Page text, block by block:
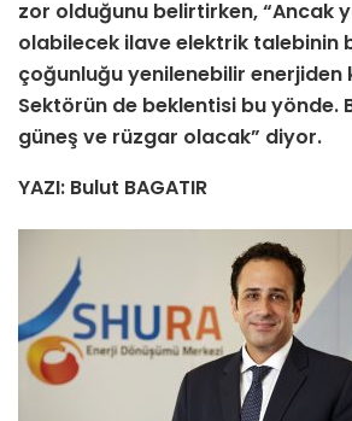
zor olduğunu belirtirken, “Ancak
olabilecek ilave elektrik talebinin
çoğunluğu yenilenebilir enerjiden
Sektörün de beklentisi bu yönde.
güneş ve rüzgar olacak” diyor.
YAZI: Bulut BAGATIR